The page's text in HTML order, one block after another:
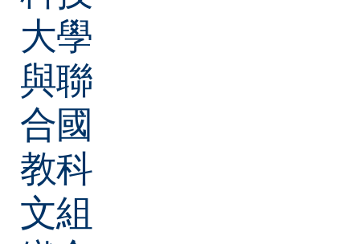
大學
與聯
合國
教科
文組